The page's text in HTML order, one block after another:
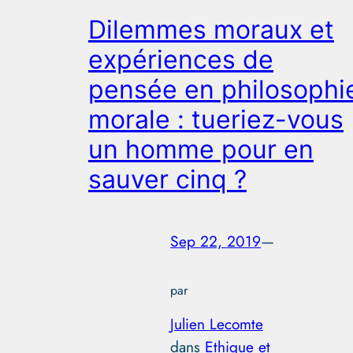
Dilemmes moraux et
expériences de
pensée en
morale : tueriez-vous
un homme pour en
sauver cinq ?
Sep 22, 2019—
par
Julien Lecomte
dans Ethique et